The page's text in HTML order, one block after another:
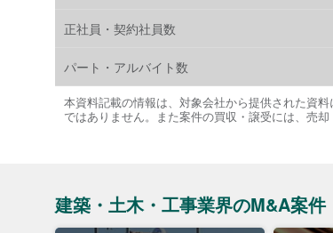
正社員・契約社員数
パート・アルバイト数
本資料記載の情報は、対象会社から提供された資
ではありません。また案件の買収・譲受には、売
建築・土木・工事業界のM&A案件